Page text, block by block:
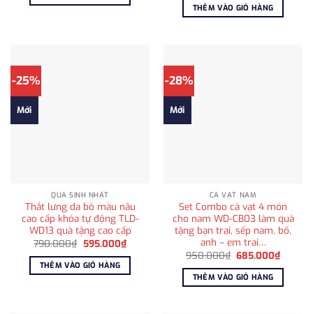
595.000₫. là:
980.000₫.
THÊM VÀO GIỎ HÀNG
-25%
Mới
QUÀ SINH NHẬT
Thắt lưng da bò màu nâu
cao cấp khóa tự động TLD-
WD13 quà tặng cao cấp
790.000₫ Giá
là:
790.000₫.
595.000₫Giá
hiện
tại
595.000₫.
THÊM VÀO GIỎ HÀNG
-28%
Mới
CÀ VẠT NAM
Set Combo cà vạt 4 món
cho nam WD-CB03 làm quà
tặng bạn trai, sếp nam, bố,
anh – em trai…
950.000₫ Giá
là:
950.000₫.
685.000₫Giá
hiện
tại
THÊM VÀO GIỎ HÀNG